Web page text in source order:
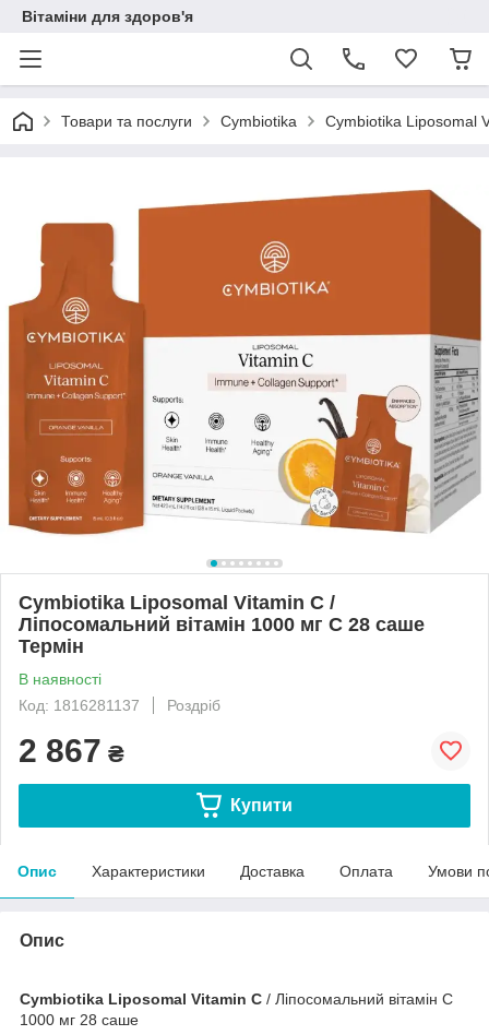
Вітаміни для здоров'я
Товари та послуги Cymbiotika Cymbiotika Liposomal
Cymbiotika Liposomal Vitamin C /
Ліпосомальний вітамін 1000 мг C 28 саше
Термін
В наявності
Код: 1816281137
Роздріб
2 867 ₴
Купити
Опис Характеристики Доставка Оплата Умови
Опис
Cymbiotika Liposomal Vitamin C / Ліпосомальний вітамін C
1000 мг 28 саше